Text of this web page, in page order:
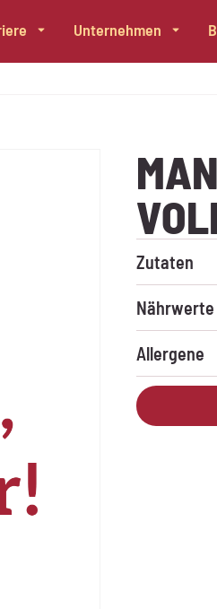
Unternehmen
Zutaten
Nährwerte
Allergene
Dieses